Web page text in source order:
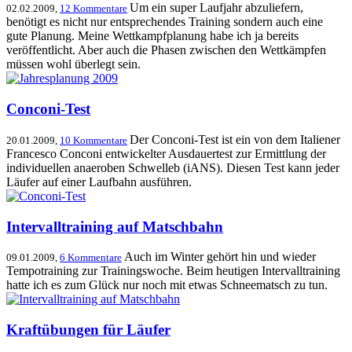
02.02.2009, 12 Kommentare Um ein super Laufjahr abzuliefern,
benötigt es nicht nur entsprechendes Training sondern auch eine
gute Planung. Meine Wettkampfplanung habe ich ja bereits
veröffentlicht. Aber auch die Phasen zwischen den Wettkämpfen
müssen wohl überlegt sein.
Conconi-Test
20.01.2009, 10 Kommentare Der Conconi-Test ist ein von dem Italiener
Francesco Conconi entwickelter Ausdauertest zur Ermittlung der
individuellen anaeroben Schwelleb (iANS). Diesen Test kann jeder
Läufer auf einer Laufbahn ausführen.
Intervalltraining auf Matschbahn
09.01.2009, 6 Kommentare Auch im Winter gehört hin und wieder
Tempotraining zur Trainingswoche. Beim heutigen Intervalltraining
hatte ich es zum Glück nur noch mit etwas Schneematsch zu tun.
Kraftübungen für Läufer